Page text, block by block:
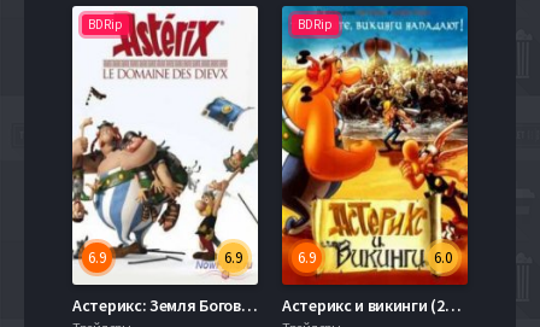
BDRip
6.9
6.9
Астерикс: Земля Богов (2014)
BDRip
6.0
6.9
Астерикс и викинги (2006)